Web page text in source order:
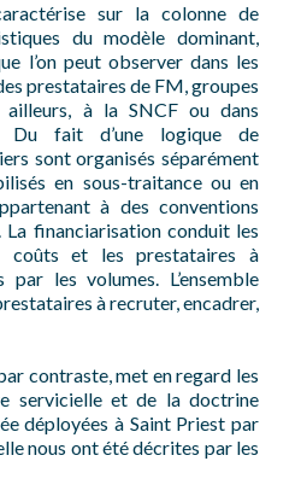
sur la colonne de
du modèle dominant,
l’on peut observer dans les
prestataires de FM, groupes
à la SNCF ou dans
Du fait d’une logique de
sont organisés séparément
en sous-traitance ou en
à des conventions
financiarisation conduit les
coûts et les prestataires à
les volumes. L’ensemble
à recruter, encadrer,
contraste, met en regard les
servicielle et de la doctrine
déployées à Saint Priest par
nous ont été décrites par les